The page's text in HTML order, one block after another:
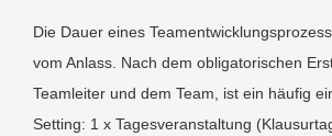
Die Dauer eines
vom Anlass. Nach dem obligatorischen
Teamleiter und dem Team, ist ein häufig
Setting: 1 x Tagesveranstaltung